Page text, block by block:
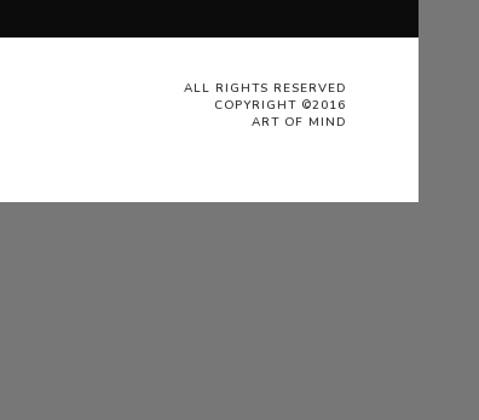
ALL RIGHTS RESERVED
COPYRIGHT ©2016
ART OF MIND